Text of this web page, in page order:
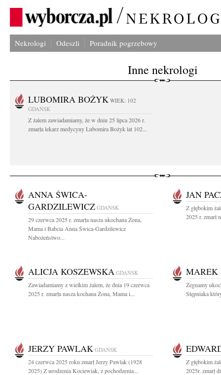
Nekrologi Odeszli Poradnik pogrzebowy
Inne nekrologi
LUBOMIRA BOŻYK WIEK: 102
GDAŃSK
Z żalem zawiadamiamy, że w dniu 25 lipca 2026 r.
zmarła lekarz medycyny Lubomira Bożyk lat 102...
ANNA ŚWICA-
GARDZILEWICZ GDAŃSK
29 czerwca 2025 r. zmarła nasza ukochana Żona,
Mama i Babcia Anna Świca-Gardzilewicz
Nabożeństwo...
JAN
Z głębokim
2025 r. zmarł
ALICJA KOSZEWSKA GDAŃSK
Zawiadamiamy z wielkim żalem, że dnia 19 czerwca
2025 r. zmarła nasza kochana Żona, Mama i...
MAREK
Żegnamy
Stępniaka
JERZY PAWLAK GDAŃSK
24 czerwca 2025 roku zmarł Jerzy Pawlak (1928
2025) Z urodzenia Kociewiak, z pochodzenia...
Z głębokim
2025r. zmarł